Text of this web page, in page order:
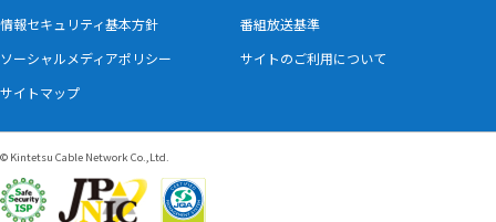
情報セキュリティ基本方針
番組放送基準
ソーシャルメディアポリシー
サイトのご利用について
サイトマップ
© Kintetsu Cable Network Co.,Ltd.